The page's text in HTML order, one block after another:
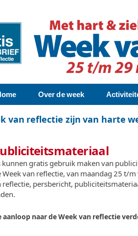
Over de week
van reflectie zijn van harte
gratis gebruik maken van
Week van reflectie, van maandag 25 t/
reflectie, persbericht,
naar de Week van reflectie